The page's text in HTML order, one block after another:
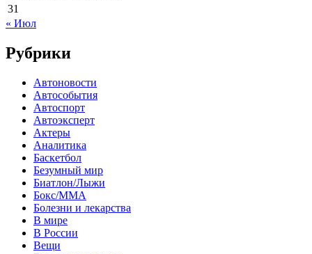
31
« Июл
Рубрики
Автоновости
Автособытия
Автоспорт
Автоэксперт
Актеры
Аналитика
Баскетбол
Безумный мир
Биатлон/Лыжи
Бокс/MMA
Болезни и лекарства
В мире
В России
Вещи